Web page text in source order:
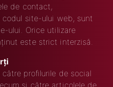
de contact,
site-ului web, sunt
ului. Orice utilizare
este strict interzisă.
profilurile de social
și către articolele de